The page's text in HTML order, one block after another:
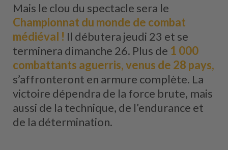
Mais le clou du spectacle sera le
Championnat du monde de combat
médiéval ! Il débutera jeudi 23 et se
terminera dimanche 26. Plus de 1 000
combattants aguerris, venus de 28 pays,
s’affronteront en armure complète. La
victoire dépendra de la force brute, mais
aussi de la technique, de l’endurance et
de la détermination.